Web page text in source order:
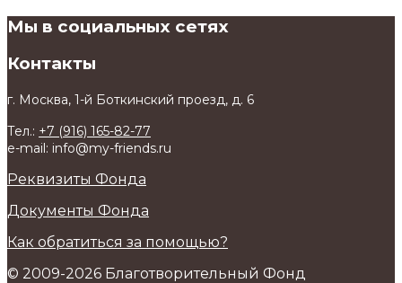
Мы в социальных сетях
Контакты
г. Москва, 1-й Боткинский проезд, д. 6
Тел.: +7 (916) 165-82-77
e-mail: info@my-friends.ru
Реквизиты Фонда
Документы Фонда
Как обратиться за помощью?
© 2009-2026 Благотворительный Фонд